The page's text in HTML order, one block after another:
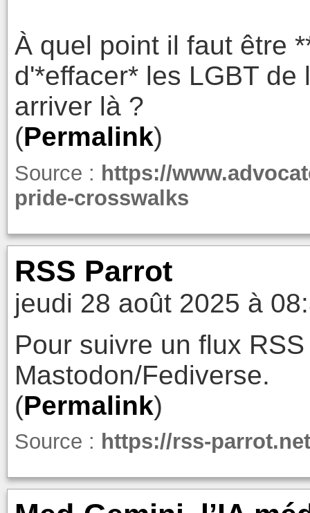
À quel point il faut être
d'*effacer* les LGBT
arriver là ?
(Permalink)
Source : https://
pride-crosswalks
RSS Parrot
jeudi 28 août 2025 à
Pour suivre un flux
Mastodon/Fediverse.
(Permalink)
Source : https://rss-